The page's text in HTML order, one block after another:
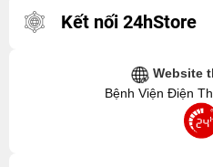
Kết nối 24hStore
Website
Bệnh Viện Điện